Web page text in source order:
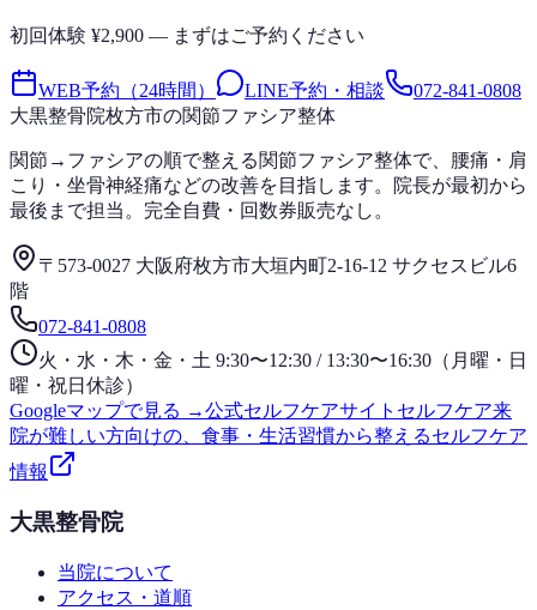
初回体験 ¥2,900 — まずはご予約ください
WEB予約（24時間） LINE予約・相談
072-841-0808
大黒整骨院枚方市の関節ファシア整体
関節→ファシアの順で整える関節ファシア整体で、腰痛・肩
こり・坐骨神経痛などの改善を目指します。院長が最初から
最後まで担当。完全自費・回数券販売なし。
〒573-0027 大阪府枚方市大垣内町2-16-12 サクセスビル6
階
072-841-0808
火・水・木・金・土 9:30〜12:30 / 13:30〜16:30（月曜・日
曜・祝日休診）
Googleマップで見る →公式セルフケアサイト セルフケア来
院が難しい方向けの、食事・生活習慣から整えるセルフケア
情報
大黒整骨院
当院について
アクセス・道順